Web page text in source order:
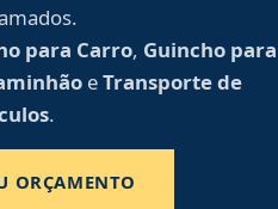
para Carro, Guincho para
eTransporte de
.
ORÇAMENTO